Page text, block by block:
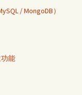
/ MongoDB）
能